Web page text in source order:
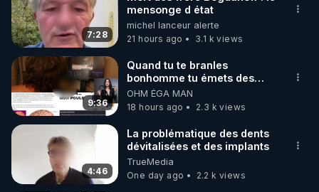
🌱 INSTAGRAM
https://www.instagram.com/rdlr_thierrycasasnovas/
http://rgnr.li/instagram
🌱 LA NEWSLETTER
Pour ne pas rater l’actualité RGNR (stages,
http://rgnr.li/news
🌱 VIDÉOS NON CENSURÉES SUR ODYSEE
7:28
mensonge d état
michel lanceur alerte
21 hours ago
3.1 k views
9:36
Quand tu te branles
bonhomme tu émets des
ondes ils ont juste omis de
t'expliquer
OHM ÉGA MAN
18 hours ago
2.3 k views
4:46
La problématique des dents
dévitalisées et des implants
TrueMedia
One day ago
2.2 k views